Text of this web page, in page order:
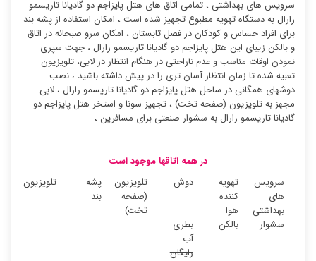
سرویس های بهداشتی ، تمامی اتاق های هتل پایزاجم دو گادیانا تاریسمو
رارال به دستگاه تهویه مطبوع تجهیز شده است ، امکان استفاده از پشه بند
برای افراد حساس و کودکان در فصل تابستان ، امکان سرو صبحانه در اتاق
و بالکن زیبای این هتل پایزاجم دو گادیانا تاریسمو رارال ، جهت سپری
نمودن اوقات مناسب و عدم ناراحتی در هنگام انتظار در لابی، تلویزیون
تعبیه شده تا زمان انتظار آسان تری را در پیش داشته باشید ، نصب
دوشهای همگانی در ساحل هتل پایزاجم دو گادیانا تاریسمو رارال ، لابی
مجهز به تلویزیون (صفحه تخت) ، تجهیز سونا و استخر هتل پایزاجم دو
گادیانا تاریسمو رارال به سشوار صنعتی برای مسافرین ،
در همه اتاقها موجود است
سرویس
های
بهداشتی
تهویه
کننده
هوا
دوش
تلویزیون
(صفحه
تخت)
پشه
بند
تلویزیون
سشوار بالکن
بطری
آب
رایگان